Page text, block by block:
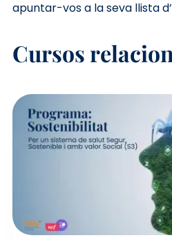
apuntar-vos a la seva llista
Cursos